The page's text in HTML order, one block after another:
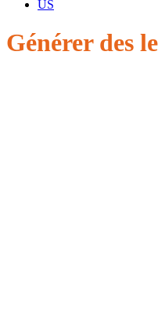
US
Générer des